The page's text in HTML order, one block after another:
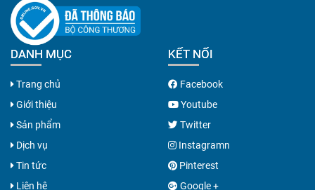
DANH MỤC
Trang chủ
Giới thiệu
Sản phẩm
Dịch vụ
Tin tức
Liên hệ
KẾT NỐI
Facebook
Youtube
Twitter
Instagramn
Pinterest
Google +